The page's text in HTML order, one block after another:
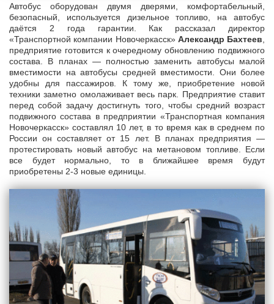
Автобус оборудован двумя дверями, комфортабельный,
безопасный, используется дизельное топливо, на автобус
даётся 2 года гарантии. Как рассказал директор
«Транспортной компании Новочеркасск» Александр Бахтеев
предприятие готовится к очередному обновлению подвижного
состава. В планах — полностью заменить автобусы малой
вместимости на автобусы средней вместимости. Они более
удобны для пассажиров. К тому же, приобретение новой
техники заметно омолаживает весь парк. Предприятие ставит
перед собой задачу достигнуть того, чтобы средний возраст
подвижного состава в предприятии «Транспортная компания
Новочеркасск» составлял 10 лет, в то время как в среднем по
России он составляет от 15 лет. В планах предприятия —
протестировать новый автобус на метановом топливе. Если
все будет нормально, то в ближайшее время будут
приобретены 2-3 новые единицы.